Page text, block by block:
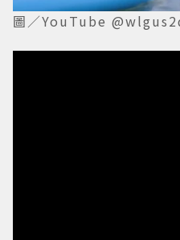
圖／YouTube